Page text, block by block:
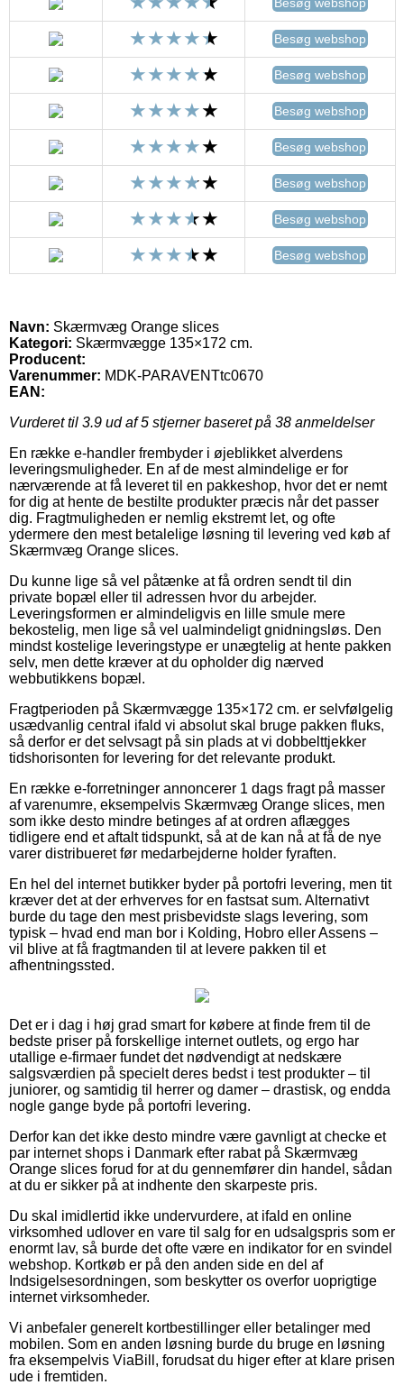
Besøg webshop
Besøg webshop
Besøg webshop
Besøg webshop
Besøg webshop
Besøg webshop
Besøg webshop
Navn: Skærmvæg Orange slices
Kategori: Skærmvægge 135×172 cm.
Producent:
Varenummer: MDK-PARAVENTtc0670
EAN:
Vurderet til 3.9 ud af 5 stjerner baseret på 38 anmeldelser
En række e-handler frembyder i øjeblikket alverdens
leveringsmuligheder. En af de mest almindelige er for
nærværende at få leveret til en pakkeshop, hvor det er nemt
for dig at hente de bestilte produkter præcis når det passer
dig. Fragtmuligheden er nemlig ekstremt let, og ofte
ydermere den mest betalelige løsning til levering ved køb af
Skærmvæg Orange slices.
Du kunne lige så vel påtænke at få ordren sendt til din
private bopæl eller til adressen hvor du arbejder.
Leveringsformen er almindeligvis en lille smule mere
bekostelig, men lige så vel ualmindeligt gnidningsløs. Den
mindst kostelige leveringstype er unægtelig at hente pakken
selv, men dette kræver at du opholder dig nærved
webbutikkens bopæl.
Fragtperioden på Skærmvægge 135×172 cm. er selvfølgelig
usædvanlig central ifald vi absolut skal bruge pakken fluks,
så derfor er det selvsagt på sin plads at vi dobbelttjekker
tidshorisonten for levering for det relevante produkt.
En række e-forretninger annoncerer 1 dags fragt på masser
af varenumre, eksempelvis Skærmvæg Orange slices, men
som ikke desto mindre betinges af at ordren aflægges
tidligere end et aftalt tidspunkt, så at de kan nå at få de nye
varer distribueret før medarbejderne holder fyraften.
En hel del internet butikker byder på portofri levering, men tit
kræver det at der erhverves for en fastsat sum. Alternativt
burde du tage den mest prisbevidste slags levering, som
typisk – hvad end man bor i Kolding, Hobro eller Assens –
vil blive at få fragtmanden til at levere pakken til et
afhentningssted.
Det er i dag i høj grad smart for købere at finde frem til de
bedste priser på forskellige internet outlets, og ergo har
utallige e-firmaer fundet det nødvendigt at nedskære
salgsværdien på specielt deres bedst i test produkter – til
juniorer, og samtidig til herrer og damer – drastisk, og endda
nogle gange byde på portofri levering.
Derfor kan det ikke desto mindre være gavnligt at checke et
par internet shops i Danmark efter rabat på Skærmvæg
Orange slices forud for at du gennemfører din handel, sådan
at du er sikker på at indhente den skarpeste pris.
Du skal imidlertid ikke undervurdere, at ifald en online
virksomhed udlover en vare til salg for en udsalgspris som er
enormt lav, så burde det ofte være en indikator for en svindel
webshop. Kortkøb er på den anden side en del af
Indsigelsesordningen, som beskytter os overfor uoprigtige
internet virksomheder.
Vi anbefaler generelt kortbestillinger eller betalinger med
mobilen. Som en anden løsning burde du bruge en løsning
fra eksempelvis ViaBill, forudsat du higer efter at klare prisen
ude i fremtiden.